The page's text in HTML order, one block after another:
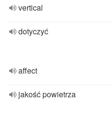
vertical
dotyczyć
affect
jakość powietrza